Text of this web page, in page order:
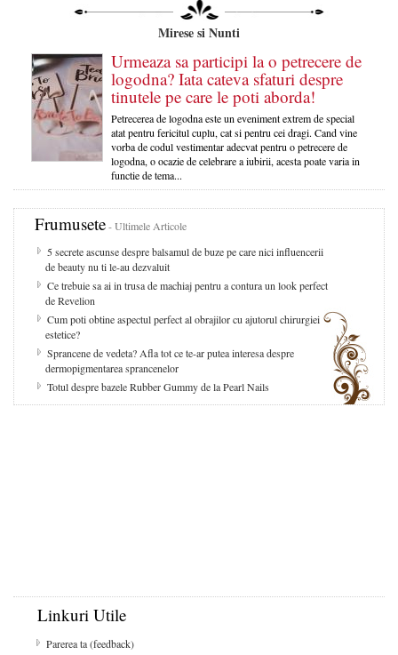
Mirese si Nunti
Urmeaza sa participi la o petrecere de
logodna? Iata cateva sfaturi despre
tinutele pe care le poti aborda!
Petrecerea de logodna este un eveniment extrem de special
atat pentru fericitul cuplu, cat si pentru cei dragi. Cand vine
vorba de codul vestimentar adecvat pentru o petrecere de
logodna, o ocazie de celebrare a iubirii, acesta poate varia in
functie de tema...
Frumusete- Ultimele Articole
5 secrete ascunse despre balsamul de buze pe care nici influencerii
de beauty nu ti le-au dezvaluit
Ce trebuie sa ai in trusa de machiaj pentru a contura un look perfect
de Revelion
Cum poti obtine aspectul perfect al obrajilor cu ajutorul chirurgiei
estetice?
Sprancene de vedeta? Afla tot ce te-ar putea interesa despre
dermopigmentarea sprancenelor
Totul despre bazele Rubber Gummy de la Pearl Nails
Linkuri Utile
Parerea ta (feedback)